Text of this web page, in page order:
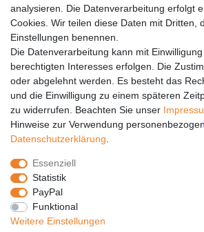
Vertrag widerrufen
PARTNER
DHL
GLS
PaketPLUS
SPONSORING
Malchower SV 90
Malchower Wölfe
ZERTIFIKATE
analysieren. Die Datenverarbeitung erfolgt
Cookies. Wir teilen diese Daten mit Dritten,
Einstellungen benennen.
Die Datenverarbeitung kann mit
berechtigten Interesses erfolgen. Die
oder abgelehnt werden. Es besteht das
und die Einwilligung zu einem späteren
zu widerrufen. Beachten Sie unser
Hinweise zur Verwendung
Daten­schutz­erklärung
Essenziell
Statistik
PayPal
Funktional
Weitere Einstellungen